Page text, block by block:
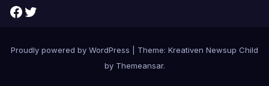
Facebook Twitter
Proudly powered by WordPress
Theme: Kreativen Newsup Child
by Themeansar.